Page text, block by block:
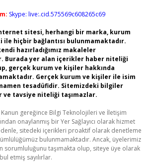
Skype: live:.cid.575569c608265c69
sitesi, herhangi bir marka, kurum
ile hiçbir bağlantısı bulunmamaktadır.
hazırladığımız makaleler
Burada yer alan içerikler haber niteliği
gerçek kurum ve kişiler hakkında
Gerçek kurum ve kişiler ile isim
tesadüfidir. Sitemizdeki bilgiler
tavsiye niteliği taşımazlar.
Kanun gereğince Bilgi Teknolojileri ve İletişim
onaylanmış bir Yer Sağlayıcı olarak hizmet
sitedeki içerikleri proaktif olarak denetleme
bulunmamaktadır. Ancak, üyelerimiz
sorumluluğunu taşımakta olup, siteye üye olarak
etmiş sayılırlar.